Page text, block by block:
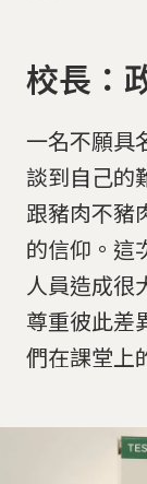
校長：
一名不願具
談到自己的
跟豬肉不豬
的信仰。這
人員造成很
尊重彼此差
們在課堂上